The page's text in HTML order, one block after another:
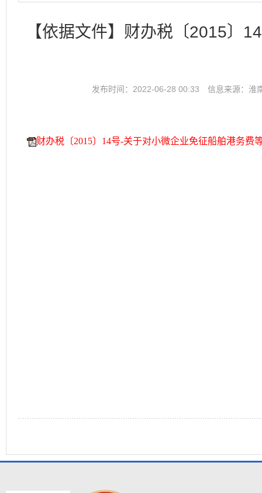
【依据文件】财办税〔2015〕
发布时间：2022-06-28 00:33 信息来源：淮
财办税〔2015〕14号-关于对小微企业免征船舶港务费